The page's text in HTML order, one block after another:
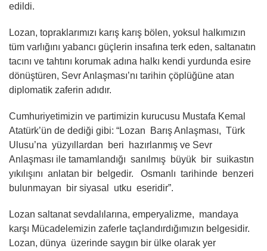
edildi.
Lozan, topraklarımızı karış karış bölen, yoksul halkımızın
tüm varlığını yabancı güçlerin insafına terk eden, saltanatın
tacını ve tahtını korumak adına halkı kendi yurdunda esire
dönüştüren, Sevr Anlaşması’nı tarihin çöplüğüne atan
diplomatik zaferin adıdır.
Cumhuriyetimizin ve partimizin kurucusu Mustafa Kemal
Atatürk’ün de dediği gibi: “Lozan Barış Anlaşması, Türk
Ulusu’na yüzyıllardan beri hazırlanmış ve Sevr
Anlaşması ile tamamlandığı sanılmış büyük bir suikastın
yıkılışını anlatan bir belgedir. Osmanlı tarihinde benzeri
bulunmayan bir siyasal utku eseridir”.
Lozan saltanat sevdalılarına, emperyalizme, mandaya
karşı Mücadelemizin zaferle taçlandırdığımızın belgesidir.
Lozan, dünya üzerinde saygın bir ülke olarak yer